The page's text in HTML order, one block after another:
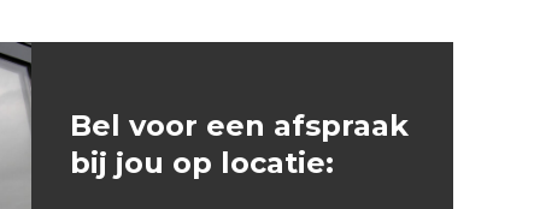
Bel voor een afspraak
bij jou op locatie: